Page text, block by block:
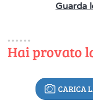
Guarda
Hai provato
CARICA